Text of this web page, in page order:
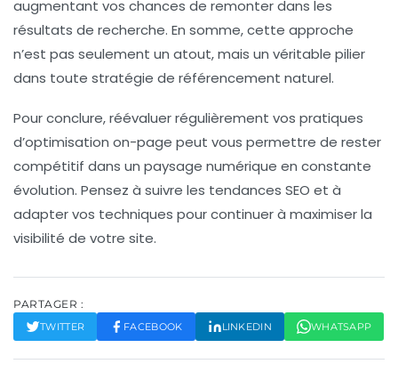
augmentant vos chances de remonter dans les
résultats de recherche. En somme, cette approche
n’est pas seulement un atout, mais un véritable pilier
dans toute stratégie de référencement naturel.
Pour conclure, réévaluer régulièrement vos pratiques
d’optimisation on-page peut vous permettre de rester
compétitif dans un paysage numérique en constante
évolution. Pensez à suivre les tendances SEO et à
adapter vos techniques pour continuer à maximiser la
visibilité de votre site.
PARTAGER :
TWITTER FACEBOOK LINKEDIN WHATSAPP